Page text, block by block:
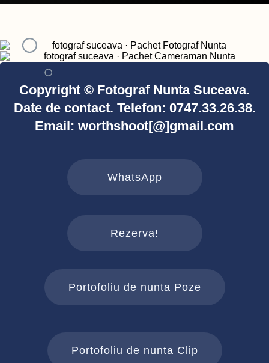
Copyright © Fotograf Nunta Suceava.
Date de contact. Telefon: 0747.33.26.38.
Email: worthshoot[@]gmail.com
WhatsApp
Rezerva!
Portofoliu de nunta Poze
Portofoliu de nunta Clip